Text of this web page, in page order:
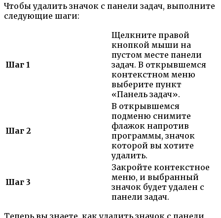
Чтобы удалить значок с панели задач, выполните
следующие шаги:
Шаг 1
Щелкните правой
кнопкой мыши на
пустом месте панели
задач. В открывшемся
контекстном меню
выберите пункт
«Панель задач».
Шаг 2
В открывшемся
подменю снимите
флажок напротив
программы, значок
которой вы хотите
удалить.
Шаг 3
Закройте контекстное
меню, и выбранный
значок будет удален с
панели задач.
Теперь вы знаете, как удалить значок с панели